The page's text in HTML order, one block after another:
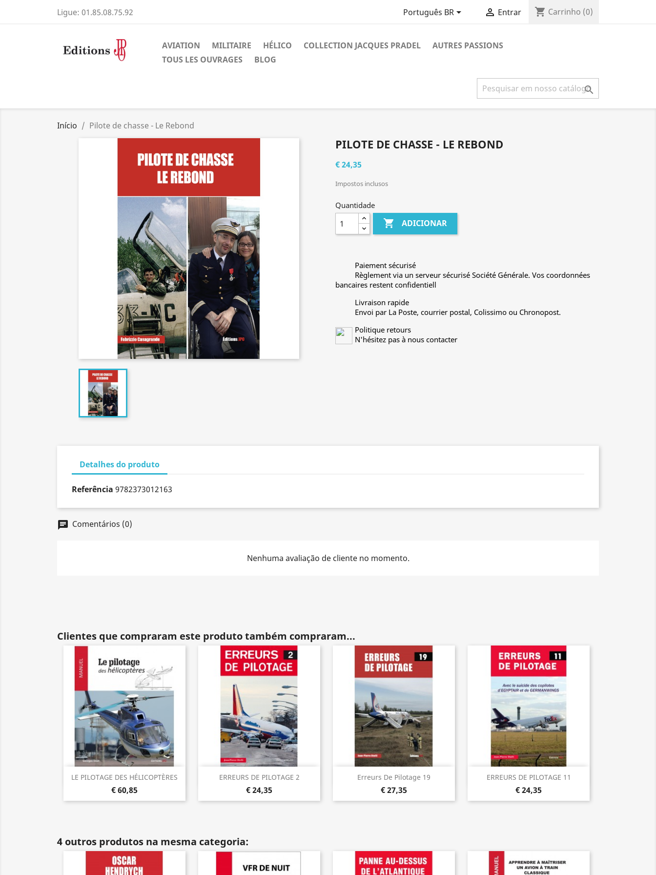
Ligue: 01.85.08.75.92 Português BR  Entrar shopping_cart Carrinho (0)
AVIATION MILITAIRE HÉLICO COLLECTION JACQUES PRADEL
AUTRES PASSIONS
TOUS LES OUVRAGES
BLOG

Início Pilote de chasse - Le Rebond
PILOTE DE CHASSE - LE REBOND
€ 24,35
Impostos inclusos
Quantidade
 ADICIONAR
Paiement sécurisé
Règlement via un serveur sécurisé Société Générale. Vos coordonnées
bancaires restent confidentiell
Livraison rapide
Envoi par La Poste, courrier postal, Colissimo ou Chronopost.
Politique retours
N'hésitez pas à nous contacter
Detalhes do produto
Referência 9782373012163
chat Comentários (0)
Nenhuma avaliação de cliente no momento.
Clientes que compraram este produto também compraram...
LE PILOTAGE DES HÉLICOPTÈRES
€ 60,85
Visualização rápida ERREURS DE PILOTAGE 2
€ 24,35
Visualização rápida Erreurs De Pilotage 19
€ 27,35
Visualização rápida ERREURS DE PILOTAGE 11
€ 24,35
Visualização rápida
4 outros produtos na mesma categoria: